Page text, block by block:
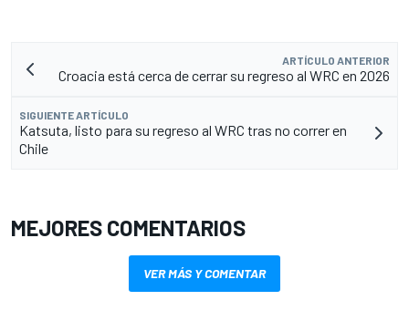
ARTÍCULO ANTERIOR
Croacia está cerca de cerrar su regreso al WRC en 2026
SIGUIENTE ARTÍCULO
Katsuta, listo para su regreso al WRC tras no correr en
Chile
MEJORES COMENTARIOS
VER MÁS Y COMENTAR